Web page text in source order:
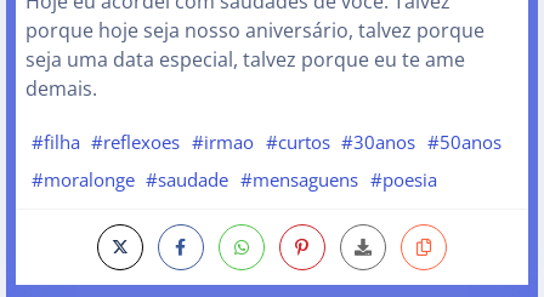
porque hoje seja nosso aniversário, talvez porque
seja uma data especial, talvez porque eu te ame
demais.
#filha #reflexoes #irmao #curtos #30anos #50anos
#moralonge #saudade #mensaguens #poesia